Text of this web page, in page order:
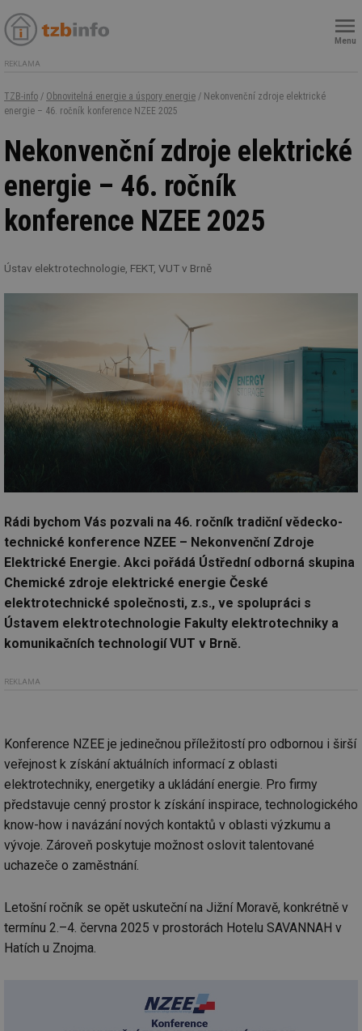
Menu
REKLAMA
TZB-info / Obnovitelná energie a úspory energie / Nekonvenční zdroje elektrické
energie – 46. ročník konference NZEE 2025
Nekonvenční zdroje elektrické
energie – 46. ročník
konference NZEE 2025
Ústav elektrotechnologie, FEKT, VUT v Brně
Rádi bychom Vás pozvali na 46. ročník tradiční vědecko-
technické konference NZEE – Nekonvenční Zdroje
Elektrické Energie. Akci pořádá Ústřední odborná skupina
Chemické zdroje elektrické energie České
elektrotechnické společnosti, z.s., ve spolupráci s
Ústavem elektrotechnologie Fakulty elektrotechniky a
komunikačních technologií VUT v Brně.
REKLAMA
Konference NZEE je jedinečnou příležitostí pro odbornou i širší
veřejnost k získání aktuálních informací z oblasti
elektrotechniky, energetiky a ukládání energie. Pro firmy
představuje cenný prostor k získání inspirace, technologického
know-how i navázání nových kontaktů v oblasti výzkumu a
vývoje. Zároveň poskytuje možnost oslovit talentované
uchazeče o zaměstnání.
Letošní ročník se opět uskuteční na Jižní Moravě, konkrétně v
termínu 2.–4. června 2025 v prostorách Hotelu SAVANNAH v
Hatích u Znojma.